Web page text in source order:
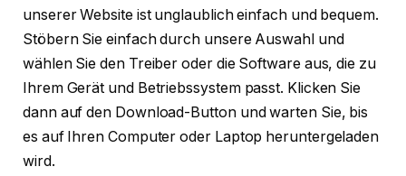
unserer Website ist unglaublich einfach und bequem.
Stöbern Sie einfach durch unsere Auswahl und
wählen Sie den Treiber oder die Software aus, die zu
Ihrem Gerät und Betriebssystem passt. Klicken Sie
dann auf den Download-Button und warten Sie, bis
es auf Ihren Computer oder Laptop heruntergeladen
wird.